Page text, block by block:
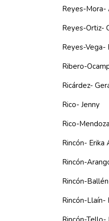
Reyes-Mora-
Reyes-Ortiz-
Reyes-Vega-
Ribero-
Ricárdez-
Rico- Jenny
Rico-
Rincón- Erika
Rincón-
Rincón-
Rincón-Llaín-